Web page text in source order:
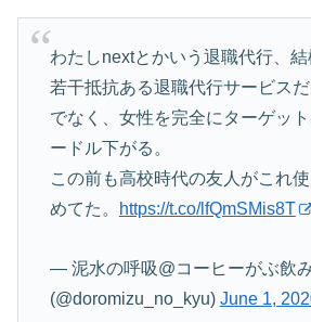
わたしnextとかいう退職代行、結
若干抵抗ある退職代行サービス
でなく、女性を完全にターゲッ
ードル下がる。
この前も高校時代の友人がこれ
めてた。
https://t.co/lfQmSMis8T
— 泥水の呼吸@コーヒーがぶ飲
(@doromizu_no_kyu) June 1,